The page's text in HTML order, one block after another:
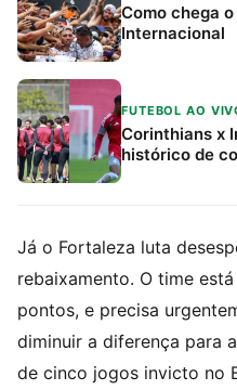
Como chega
Internacional
FUTEBOL AO
Corinthians x
histórico de
Já o Fortaleza luta
rebaixamento. O time
pontos, e precisa
diminuir a diferença para
de cinco jogos invicto no